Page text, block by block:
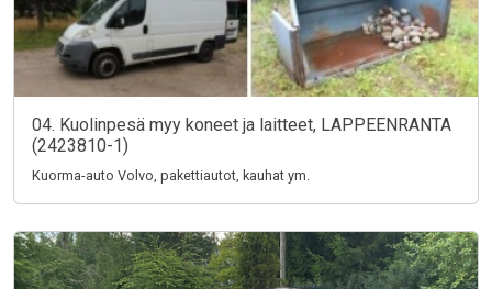
04. Kuolinpesä myy koneet ja laitteet, LAPPEENRANTA
(2423810-1)
Kuorma-auto Volvo, pakettiautot, kauhat ym.